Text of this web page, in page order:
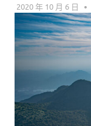
2020 年 10 月 6 日